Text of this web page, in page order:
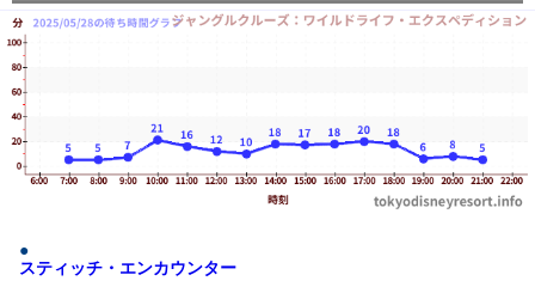
スティッチ・エンカウンター